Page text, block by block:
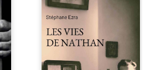
Les vies de
Nathan est un
né en trois jours,
au printemps
2026. Pour la
première fois,